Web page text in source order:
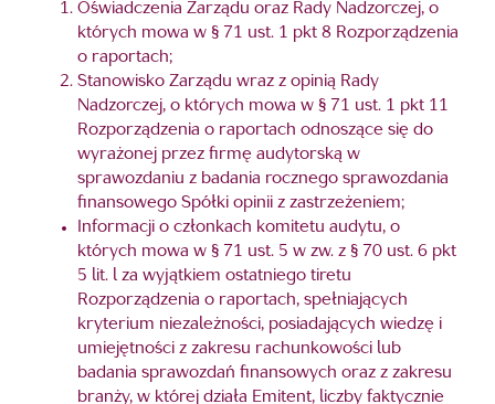
Oświadczenia Zarządu oraz Rady Nadzorczej, o
których mowa w § 71 ust. 1 pkt 8 Rozporządzenia
o raportach;
Stanowisko Zarządu wraz z opinią Rady
Nadzorczej, o których mowa w § 71 ust. 1 pkt 11
Rozporządzenia o raportach odnoszące się do
wyrażonej przez firmę audytorską w
sprawozdaniu z badania rocznego sprawozdania
finansowego Spółki opinii z zastrzeżeniem;
Informacji o członkach komitetu audytu, o
których mowa w § 71 ust. 5 w zw. z § 70 ust. 6 pkt
5 lit. l za wyjątkiem ostatniego tiretu
Rozporządzenia o raportach, spełniających
kryterium niezależności, posiadających wiedzę i
umiejętności z zakresu rachunkowości lub
badania sprawozdań finansowych oraz z zakresu
branży, w której działa Emitent, liczby faktycznie